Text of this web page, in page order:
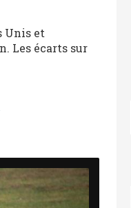
Unis et
Les écarts sur